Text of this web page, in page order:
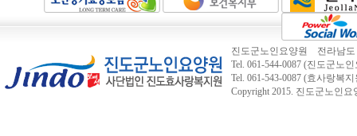
진도군노인요양원 전라남도
Tel. 061-544-0087 (진도군노
Tel. 061-543-0087 (효사랑복
Copyright 2015. 진도군노인요